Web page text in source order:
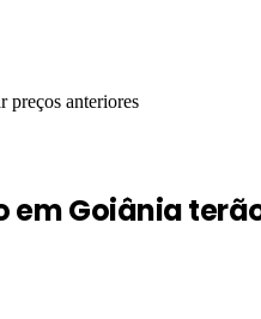
preços anteriores
Goiânia